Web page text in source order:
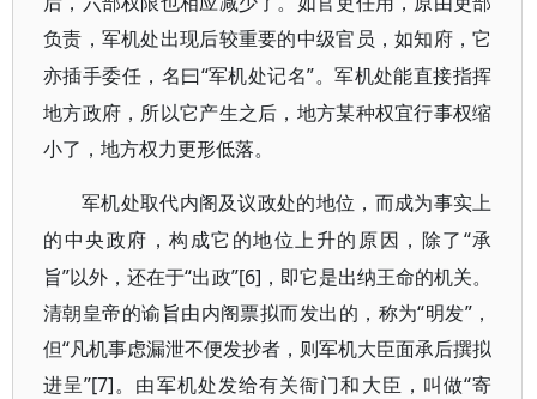
负责，军机处出现后较重要的中级官员，如知府，它
亦插手委任，名曰“军机处记名”。军机处能直接指挥
地方政府，所以它产生之后，地方某种权宜行事权缩
小了，地方权力更形低落。
军机处取代内阁及议政处的地位，而成为事实上
的中央政府，构成它的地位上升的原因，除了 “承
旨”以外，还在于“出政”[6]，即它是出纳王命的机关。
清朝皇帝的谕旨由内阁票拟而发出的，称为“明发”，
但“凡机事虑漏泄不便发抄者，则军机大臣面承后撰拟
进呈”[7]。由军机处发给有关衙门和大臣，叫做“寄